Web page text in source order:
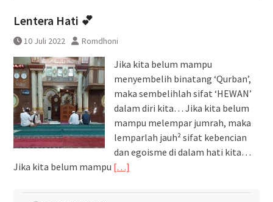
Lentera Hati 💕
10 Juli 2022 Romdhoni
Jika kita belum mampu
menyembelih binatang ‘Qurban’,
maka sembelihlah sifat ‘HEWAN’
dalam diri kita… Jika kita belum
mampu melempar jumrah, maka
lemparlah jauh² sifat kebencian
dan egoisme di dalam hati kita…
Jika kita belum mampu […]